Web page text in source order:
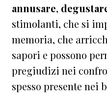
annusare,
stimolanti, che si
memoria, che
sapori e possono
pregiudizi nei
spesso presente nei